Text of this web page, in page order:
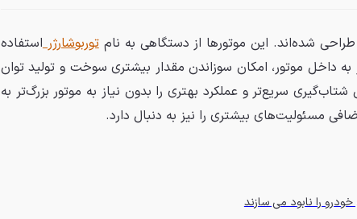
طراحی شده‌اند. این موتورها از دستگاهی به نامتوربوشارژراستفاده
به داخل موتور، امکان سوزاندن مقدار بیشتری سوخت و تولید توان
شتاب‌گیری سریع‌تر و عملکرد بهتری را بدون نیاز به موتور بزرگ‌تر به
مسئولیت‌های بیشتری را نیز به دنبال دارد.
را نابود می سازند